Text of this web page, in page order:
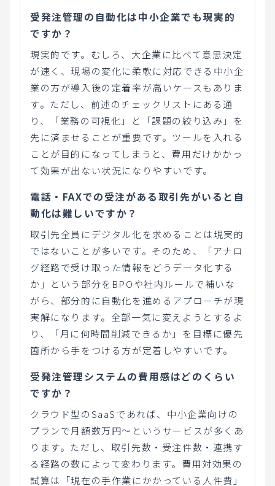
受発注管理の自動化は中小企業でも現実的
ですか？
現実的です。むしろ、大企業に比べて意思決定
が速く、現場の変化に柔軟に対応できる中小企
業の方が導入後の定着率が高いケースもありま
す。ただし、前述のチェックリストにある通
り、「業務の可視化」と「課題の絞り込み」を
先に済ませることが重要です。ツールを入れる
ことが目的になってしまうと、費用だけかかっ
て効果が出ない状況になりやすいです。
電話・FAXでの受注がある取引先がいると自
動化は難しいですか？
取引先全員にデジタル化を求めることは現実的
ではないことが多いです。そのため、「アナロ
グ経路で受け取った情報をどうデータ化する
か」という部分をBPOや社内ルールで補いな
がら、部分的に自動化を進めるアプローチが現
実解になります。全部一気に変えようとするよ
り、「月に何時間削減できるか」を目標に優先
箇所から手をつける方が定着しやすいです。
受発注管理システムの費用感はどのくらい
ですか？
クラウド型のSaaSであれば、中小企業向けの
プランで月額数万円〜というサービスが多くあ
ります。ただし、取引先数・受注件数・連携す
る経路の数によって変わります。費用対効果の
試算は「現在の手作業にかかっている人件費」